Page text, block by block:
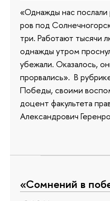
«Однажды нас послали
ров под
три. Работают тысячи
однажды утром
убежали. Оказалось,
прорвались». В
Победы, своими
доцент факультета
Александрович
«Сомнений в